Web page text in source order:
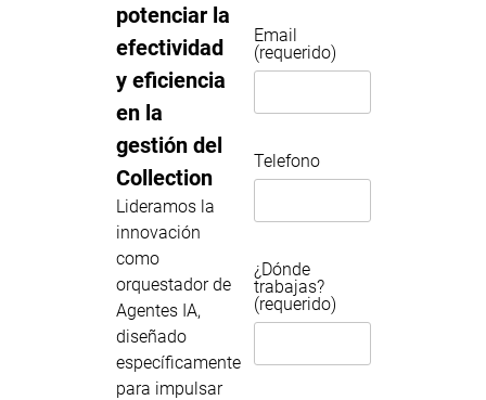
potenciar la
efectividad
y eficiencia
en la
gestión del
Collection
Lideramos la
innovación
como
orquestador de
Agentes IA,
diseñado
específicamente
para impulsar
Email
(requerido)
Telefono
¿Dónde
trabajas?
(requerido)